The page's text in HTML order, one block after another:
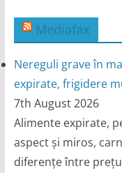
Mediafax
Nereguli grave în
expirate, frigidere
7th August 2026
Alimente expirate,
aspect și miros,
diferențe între